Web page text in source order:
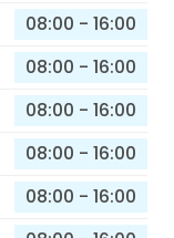
08:00 - 16:00
08:00 - 16:00
08:00 - 16:00
08:00 - 16:00
08:00 - 16:00